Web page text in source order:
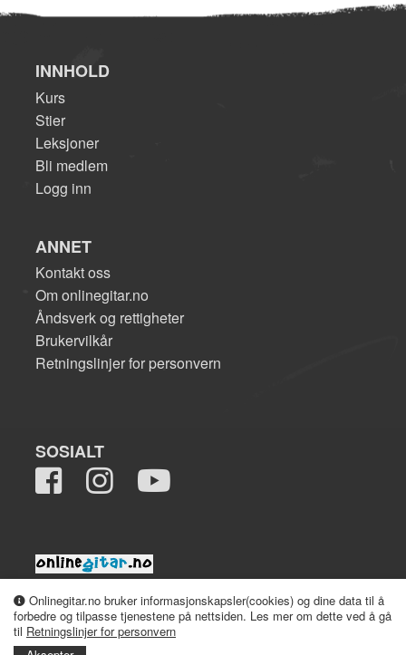
Onlinegitar.no bruker informasjonskapsler(cookies) og dine data til å
forbedre og tilpasse tjenestene på nettsiden. Les mer om dette ved å gå
til Retningslinjer for personvern
INNHOLD
Kurs
Stier
Leksjoner
Bli medlem
Logg inn
ANNET
Kontakt oss
Om onlinegitar.no
Åndsverk og rettigheter
Brukervilkår
Retningslinjer for personvern
SOSIALT
2008-2026 onlinegitar.no